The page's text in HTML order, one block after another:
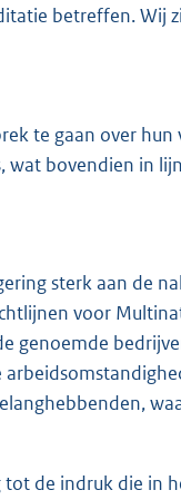
betreffen. Wij
te gaan over
wat bovendien in
sterk aan de
voor
genoemde
de indruk die in